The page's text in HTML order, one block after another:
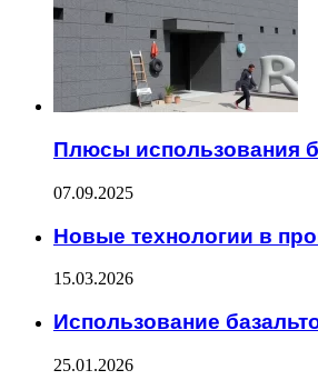
Плюсы использования
07.09.2025
Новые технологии в
15.03.2026
Использование
25.01.2026